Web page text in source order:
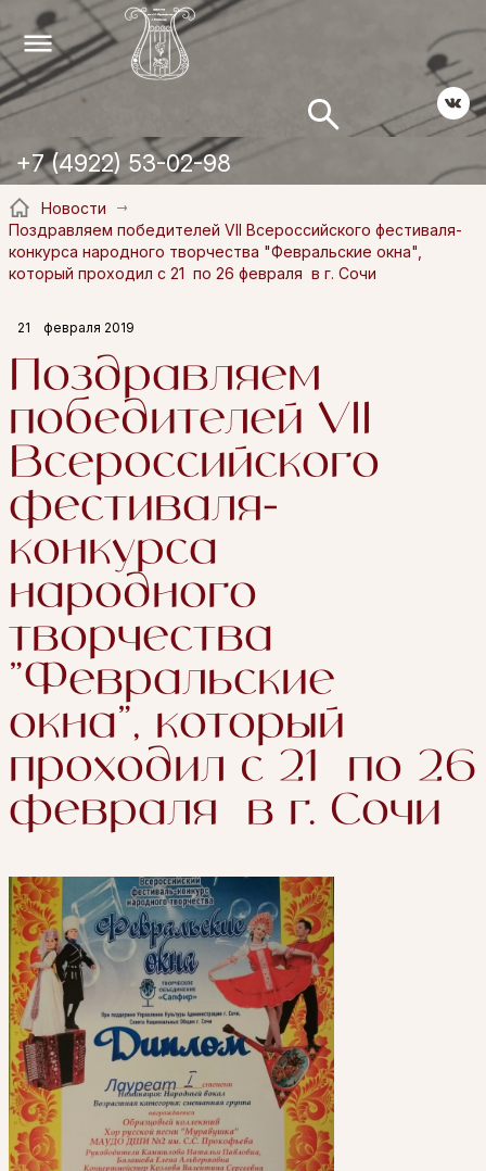
+7 (4922) 53-02-98
Новости
Поздравляем победителей VII Всероссийского фестиваля-
конкурса народного творчества "Февральские окна",
который проходил c 21 по 26 февраля в г. Сочи
21 февраля 2019
Поздравляем
победителей VII
Всероссийского
фестиваля-
конкурса
народного
творчества
"Февральские
окна", который
проходил c 21 по 26
февраля в г. Сочи